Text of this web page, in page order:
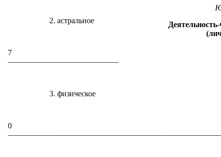
2. астральное
7
——————————————
3. физическое
0